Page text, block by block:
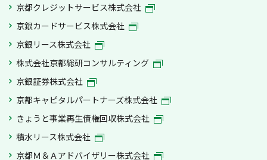
京都クレジットサービス株式会社
京銀カードサービス株式会社
京銀リース株式会社
株式会社京都総研コンサルティング
京銀証券株式会社
京都キャピタルパートナーズ株式会社
きょうと事業再生債権回収株式会社
積水リース株式会社
京都Ｍ＆Ａアドバイザリー株式会社